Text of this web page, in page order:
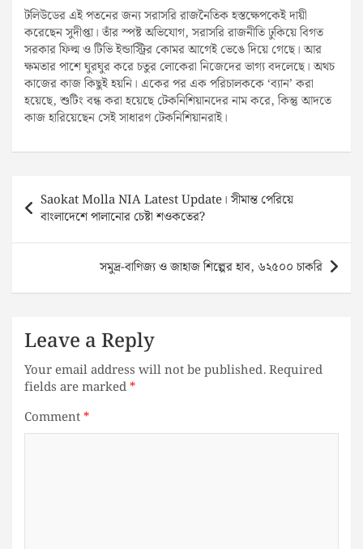
টলিউডের এই পতনের জন্য সরাসরি রাজনৈতিক হস্তক্ষেপকেই দায়ী
করেছেন সুদীপ্তা। তাঁর স্পষ্ট অভিযোগ, সরাসরি রাজনীতি ঢুকিয়ে বিগত
সরকার ফিল্ম ও টিভি ইন্ডাস্ট্রির কোমর আগেই ভেঙে দিয়ে গেছে। আর
ক্ষমতার পাশে ঘুরঘুর করে চতুর লোকেরা নিজেদের ভাগ্য বদলেছে। অথচ
কাজের কাজ কিছুই হয়নি। একের পর এক পরিচালককে ‘ব্যান’ করা
হয়েছে, শুটিং বন্ধ করা হয়েছে টেকনিশিয়ানদের নাম করে, কিন্তু আদতে
কাজ হারিয়েছেন সেই সাধারণ টেকনিশিয়ানরাই।
navigation
Saokat Molla NIA Latest Update। সীমান্ত পেরিয়ে
বাংলাদেশে পালানোর চেষ্টা শওকতের?
সমুদ্র-বাণিজ্য ও জাহাজ শিল্পের হাব, ৬২৫০০ চাকরি
Leave a Reply
Your email address will not be published.Required
fields are marked*
Comment*